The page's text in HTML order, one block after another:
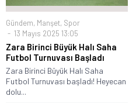
Gündem, Manşet, Spor
13 Mayıs 2025 13:05
Zara Birinci Büyük Halı Saha
Futbol Turnuvası Başladı
Zara Birinci Büyük Halı Saha
Futbol Turnuvası başladı! Heyecan
dolu...